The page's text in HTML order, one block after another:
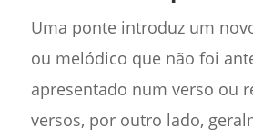
Uma ponte introduz um
ou melódico que não foi
apresentado num verso ou
versos, por outro lado,